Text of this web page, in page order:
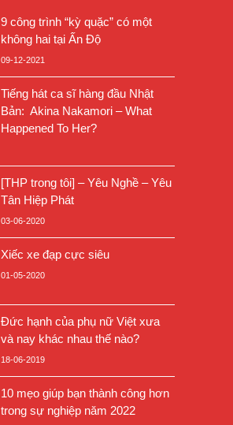
9 công trình “kỳ quặc” có một
không hai tại Ấn Độ
09-12-2021
Tiếng hát ca sĩ hàng đầu Nhật
Bản: Akina Nakamori – What
Happened To Her?
[THP trong tôi] – Yêu Nghề – Yêu
Tân Hiệp Phát
03-06-2020
Xiếc xe đạp cực siêu
01-05-2020
Đức hạnh của phụ nữ Việt xưa
và nay khác nhau thế nào?
18-06-2019
10 mẹo giúp bạn thành công hơn
trong sự nghiệp năm 2022